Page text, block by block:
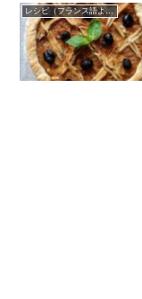
レシピ（フランス語より）